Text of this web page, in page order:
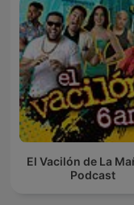
El Vacilón de La
Podcast